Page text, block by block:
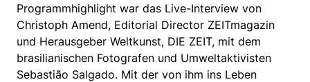
Programmhighlight war das Live-Interview von
Christoph Amend, Editorial Director ZEITmagazin
und Herausgeber Weltkunst, DIE ZEIT, mit dem
brasilianischen Fotografen und Umweltaktivisten
Sebastião Salgado. Mit der von ihm ins Leben